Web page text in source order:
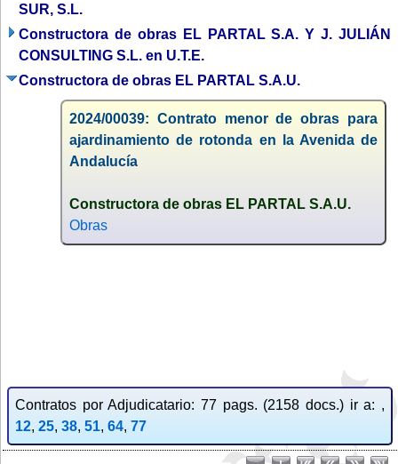
SUR, S.L.
Constructora de obras EL PARTAL S.A. Y J. JULIÁN
CONSULTING S.L. en U.T.E.
Constructora de obras EL PARTAL S.A.U.
2024/00039: Contrato menor de obras para
ajardinamiento de rotonda en la Avenida de
Andalucía
Constructora de obras EL PARTAL S.A.U.
Obras
Contratos por Adjudicatario: 77 pags. (2158 docs.) ir a: ,
12, 25, 38, 51, 64, 77